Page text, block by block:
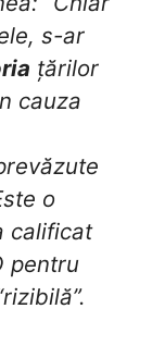
s-ar
țărilor
cauza
o
calificat
pentru